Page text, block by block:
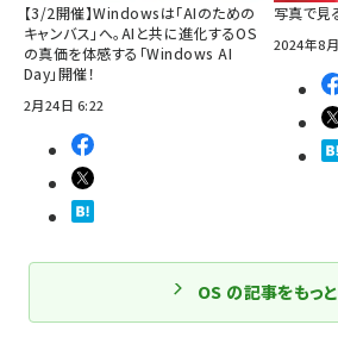
【3/2開催】Windowsは「AIのための
キャンバス」へ。AIと共に進化するOS
の真価を体感する「Windows AI
Day」開催！
2月24日 6:22
写真で
2024年8
OS の記事をもっ